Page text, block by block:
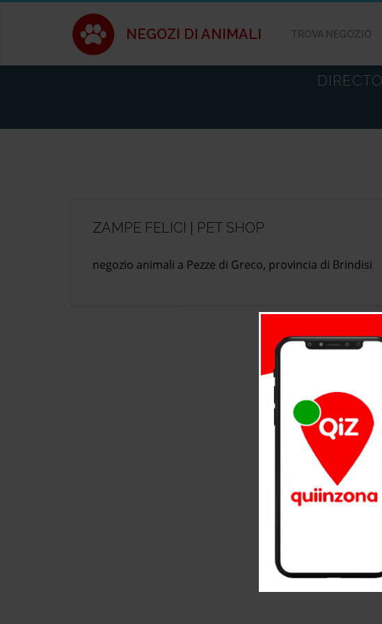
NEGOZI DI ANIMALI TROVA NEGOZIO
ZAMPE FELICI | PET SHOP
negozio animali a Pezze di Greco, provincia di Brindisi